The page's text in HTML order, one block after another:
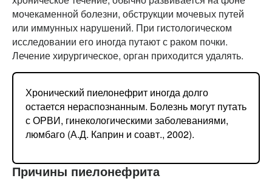
мочекаменной болезни, обструкции мочевых путей
или иммунных нарушений. При гистологическом
исследовании его иногда путают с раком почки.
Лечение хирургическое, орган приходится удалять.
Хронический пиелонефрит иногда долго
остается нераспознанным. Болезнь могут путать
с ОРВИ, гинекологическими заболеваниями,
люмбаго (А.Д. Каприн и соавт., 2002).
Причины пиелонефрита